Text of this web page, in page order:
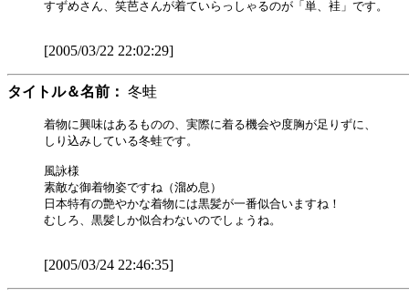
すずめさん、笑芭さんが着ていらっしゃるのが「単、袿」です。
[2005/03/22 22:02:29]
タイトル＆名前： 冬蛙
着物に興味はあるものの、実際に着る機会や度胸が足りずに、
しり込みしている冬蛙です。
風詠様
素敵な御着物姿ですね（溜め息）
日本特有の艶やかな着物には黒髪が一番似合いますね！
むしろ、黒髪しか似合わないのでしょうね。
[2005/03/24 22:46:35]